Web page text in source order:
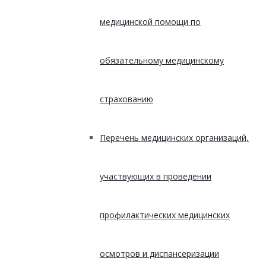
медицинской помощи по
обязательному медицинскому
страхованию
Перечень медицинских организаций,
участвующих в проведении
профилактических медицинских
осмотров и диспансеризации